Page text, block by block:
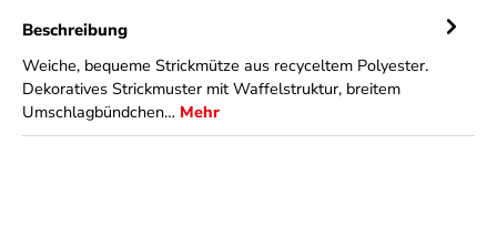
Beschreibung
Weiche, bequeme Strickmütze aus recyceltem Polyester.
Dekoratives Strickmuster mit Waffelstruktur, breitem
Umschlagbündchen… Mehr